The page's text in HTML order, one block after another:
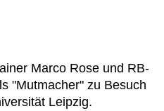
Marco Rose und RB-
"Mutmacher" zu Besuch
Leipzig.